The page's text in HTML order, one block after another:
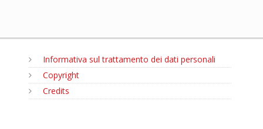
Informativa sul trattamento dei dati personali
Copyright
Credits